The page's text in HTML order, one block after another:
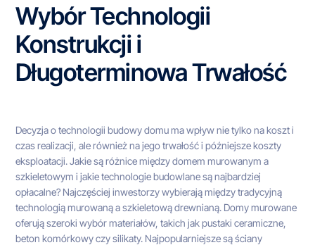
Wybór Technologii
Konstrukcji i
Długoterminowa Trwałość
Decyzja o technologii budowy domu ma wpływ nie tylko na koszt i
czas realizacji, ale również na jego trwałość i późniejsze koszty
eksploatacji. Jakie są różnice między domem murowanym a
szkieletowym i jakie technologie budowlane są najbardziej
opłacalne? Najczęściej inwestorzy wybierają między tradycyjną
technologią murowaną a szkieletową drewnianą. Domy murowane
oferują szeroki wybór materiałów, takich jak pustaki ceramiczne,
beton komórkowy czy silikaty. Najpopularniejsze są ściany